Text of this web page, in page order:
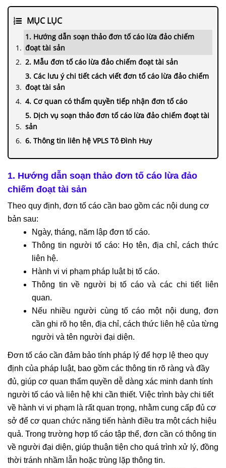
MỤC LỤC
1. Hướng dẫn soạn thảo đơn tố cáo lừa đảo chiếm
đoạt tài sản
2. Mẫu đơn tố cáo lừa đảo chiếm đoạt tài sản
3. Các lưu ý chi tiết cách viết đơn tố cáo lừa đảo chiếm
đoạt tài sản
4. Cơ quan có thẩm quyền tiếp nhận đơn tố cáo
5. Dịch vụ soạn thảo đơn tố cáo lừa đảo chiếm đoạt tài
sản
6. Thông tin liên hệ VPLS Tô Đình Huy
1. Hướng dẫn soạn thảo đơn tố cáo lừa đảo
chiếm đoạt tài sản
Theo quy định, đơn tố cáo cần bao gồm các nội dung cơ
bản sau:
Ngày, tháng, năm lập đơn tố cáo.
Thông tin người tố cáo: Họ tên, địa chỉ, cách thức
liên hệ.
Hành vi vi phạm pháp luật bị tố cáo.
Thông tin về người bị tố cáo và các chi tiết liên
quan.
Nếu nhiều người cùng tố cáo một nội dung, đơn
cần ghi rõ họ tên, địa chỉ, cách thức liên hệ của từng
người và tên người đại diện.
Đơn tố cáo cần đảm bảo tính pháp lý để hợp lệ theo quy
định của pháp luật, bao gồm các thông tin rõ ràng và đầy
đủ, giúp cơ quan thẩm quyền dễ dàng xác minh danh tính
người tố cáo và liên hệ khi cần thiết. Việc trình bày chi tiết
về hành vi vi phạm là rất quan trọng, nhằm cung cấp đủ cơ
sở để cơ quan chức năng tiến hành điều tra một cách hiệu
quả. Trong trường hợp tố cáo tập thể, đơn cần có thông tin
về người đại diện, giúp thuận tiện cho quá trình xử lý, đồng
thời tránh nhầm lẫn hoặc trùng lặp thông tin.